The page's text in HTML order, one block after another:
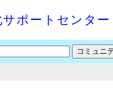
サポートセンター